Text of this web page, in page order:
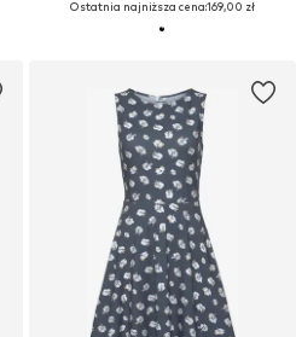
Ostatnia najniższa cena:169,00 zł